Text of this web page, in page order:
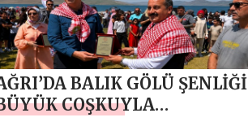
BALIK GÖLÜ ŞENLİĞİ
COŞKUYLA